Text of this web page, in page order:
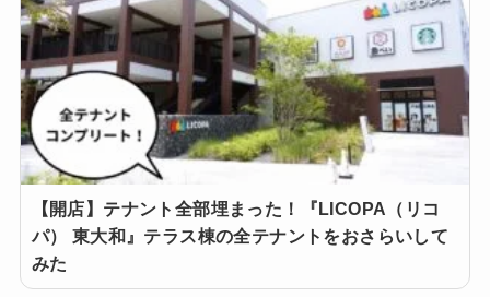
【開店】テナント全部埋まった！『LICOPA（リコ
パ） 東大和』テラス棟の全テナントをおさらいして
みた